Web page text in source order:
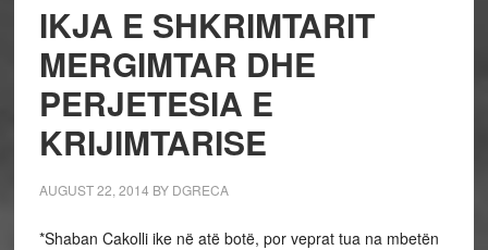
IKJA E SHKRIMTARIT
MERGIMTAR DHE
PERJETESIA E
KRIJIMTARISE
AUGUST 22, 2014 BY DGRECA
*Shaban Cakolli ike në atë botë, por veprat tua na mbetën